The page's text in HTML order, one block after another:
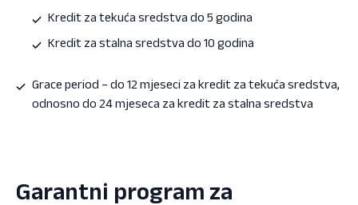
Kredit za tekuća sredstva do 5 godina
Kredit za stalna sredstva do 10 godina
Grace period – do 12 mjeseci za kredit za tekuća sredstva,
odnosno do 24 mjeseca za kredit za stalna sredstva
Garantni program za